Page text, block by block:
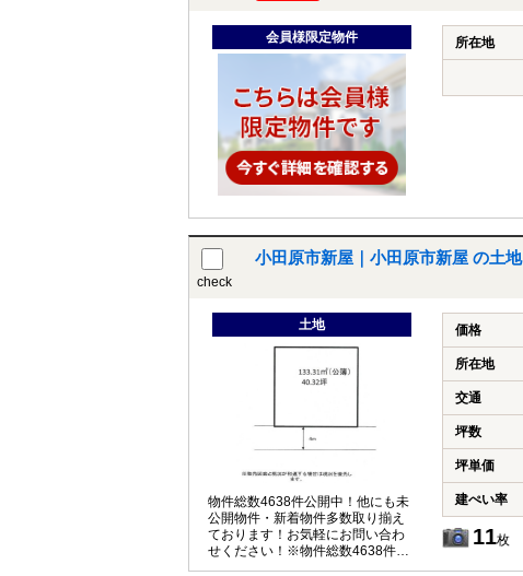
会員様限定物件 所在地
check
小田原市新屋｜小田原市新屋 の土地
土地
物件総数4638件公開中！他にも未
公開物件・新着物件多数取り揃え
ております！お気軽にお問い合わ
せください！※物件総数4638件は
Ｒ7年3月6日現在のものです
価格
所在地
交通
坪数
坪単価
建ぺい率
11枚